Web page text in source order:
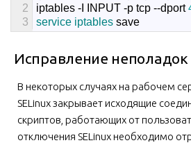
2
3
iptables - INPUT -p tcp --dport
service iptables save
Исправление неполадок
В некоторых случаях на рабочем
SELinux закрывает исходящие
скриптов, работающих от
отключения SELinux необходимо